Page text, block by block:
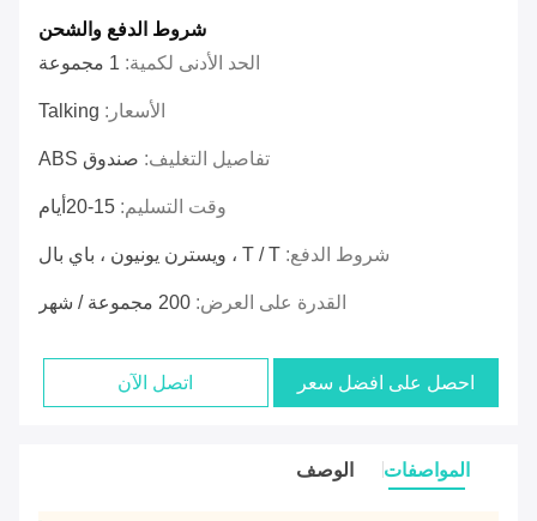
شروط الدفع والشحن
الحد الأدنى لكمية: 1 مجموعة
الأسعار: Talking
تفاصيل التغليف: صندوق ABS
وقت التسليم: 15-20أيام
شروط الدفع: T / T ، ويسترن يونيون ، باي بال
القدرة على العرض: 200 مجموعة / شهر
احصل على افضل سعر اتصل الآن
المواصفات الوصف